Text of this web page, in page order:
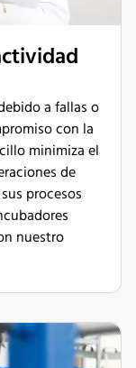
a fallas o
con la
minimiza el
de
procesos
nuestro